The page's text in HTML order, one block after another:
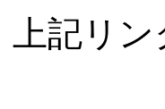
上記リ